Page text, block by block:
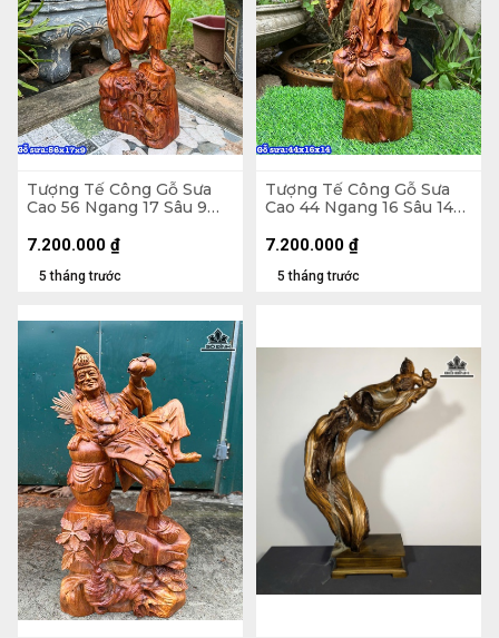
Tượng Tế Công Gỗ Sưa
Cao 56 Ngang 17 Sâu 9
5 tháng trước
7.200.000 ₫
Tượng Tế Công Gỗ Sưa
Cao 44 Ngang 16 Sâu 14
5 tháng trước
7.200.000 ₫